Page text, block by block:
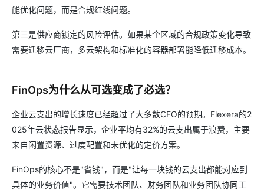
能优化问题，而是合规红线问题。
第三是供应商锁定的风险评估。如果某个区域的合规政策变化导致
需要迁移云厂商，多云架构和标准化的容器部署能降低迁移成本。
FinOps为什么从可选变成了必选？
企业云支出的增长速度已经超过了大多数CFO的预期。Flexera的2
025年云状态报告显示，企业平均有32%的云支出属于浪费，主要
来自闲置资源、过度配置和未优化的定价方案。
FinOps的核心不是"省钱"，而是"让每一块钱的云支出都能对应到
具体的业务价值"。它需要技术团队、财务团队和业务团队协同工